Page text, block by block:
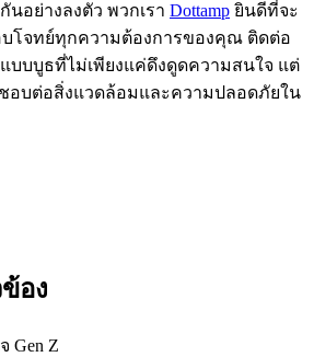
นอย่างลงตัว พวกเรา Dottamp ยินดีที่จะ
โจทย์ทุกความต้องการของคุณ ติดต่อ
แบบบูธที่ไม่เพียงแค่ดึงดูดความสนใจ แต่
อบต่อสิ่งแวดล้อมและความปลอดภัยใน
อง